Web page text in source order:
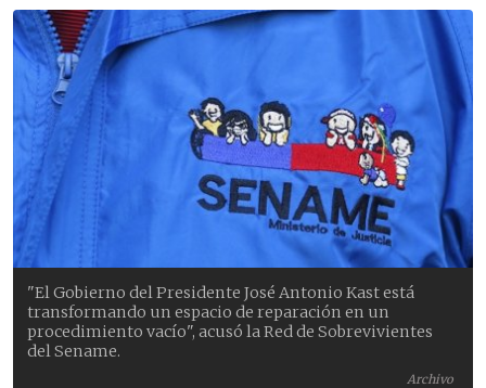
Archivo
"El Gobierno del Presidente José Antonio Kast está
transformando un espacio de reparación en un
procedimiento vacío", acusó la Red de Sobrevivientes
del Sename.